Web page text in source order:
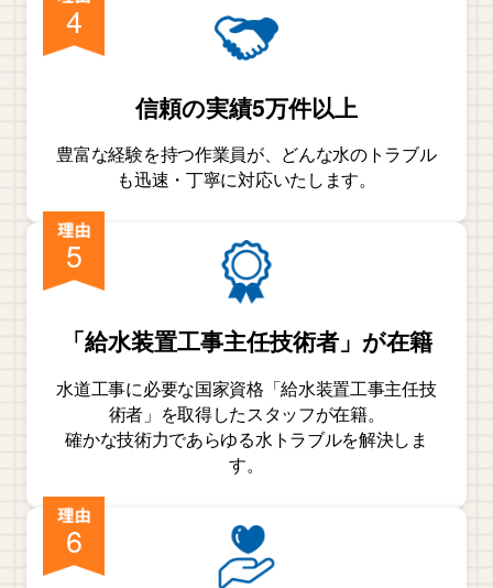
4
信頼の実績5万件以上
豊富な経験を持つ作業員が、どんな水のトラブル
も迅速・丁寧に対応いたします。
5
「給水装置工事主任技術者」が在籍
水道工事に必要な国家資格「給水装置工事主任技
術者」を取得したスタッフが在籍。
確かな技術力であらゆる水トラブルを解決しま
す。
6